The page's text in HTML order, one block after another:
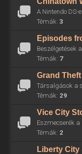
A Nintendo
Témák: 3
Episodes
Beszélgetések
Témák: 7
Grand
Társalgások a
Témák: 29
Vice City
Eszmecserék
Témák: 2
Liberty City